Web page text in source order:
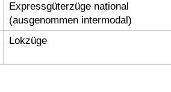
Expressgüterzüge national
(ausgenommen intermodal)
Lokzüge